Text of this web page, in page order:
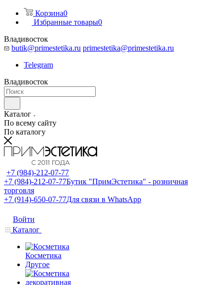
Корзина0
Избранные товары0
Владивосток
butik@primestetika.ru primestetika@primestetika.ru
Telegram
Владивосток
Каталог
По всему сайту
По каталогу
+7 (984)-212-07-77
+7 (984)-212-07-77Бутик "ПримЭстетика" - розничная
торговля
+7 (914)-650-07-77Для связи в WhatsApp
Войти
Каталог
Косметика
Другое